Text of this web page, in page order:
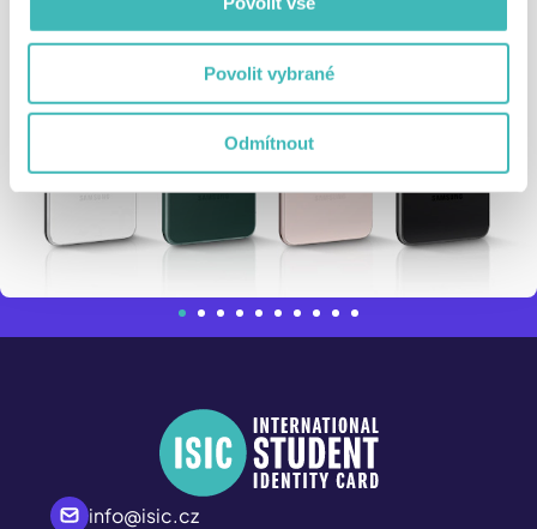
Povolit vybrané
Odmítnout
info@isic.cz